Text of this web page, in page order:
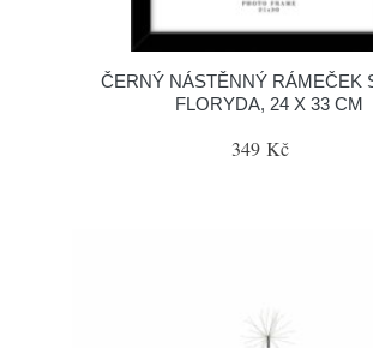
ČERNÝ NÁSTĚNNÝ RÁMEČEK
FLORYDA, 24 X 33 CM
349 Kč